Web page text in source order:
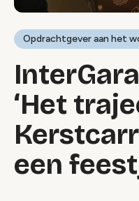
Opdrachtgever aan het
‘Het
een